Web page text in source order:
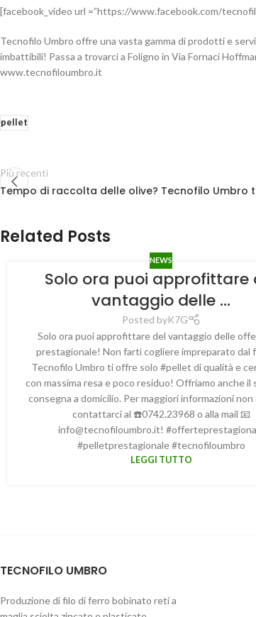
[facebook_video url =”https://www.facebook.com/
Tecnofilo Umbro offre una vasta gamma di prodotti e
imbattibili! Passa a trovarci a Foligno in Via Fornaci
www.tecnofiloumbro.it
pellet
Più recenti
Tempo di raccolta delle olive? Tecnofilo Umbro
Related Posts
NEWS
Solo ora puoi approfittare
vantaggio delle …
Posted byK7G
Solo ora puoi approfittare del vantaggio delle
prestagionale! Non farti cogliere impreparato dal
Tecnofilo Umbro ti offre solo #pellet di qualità e
con massima resa e poco residuo! Offriamo anche il
consegna a domicilio. Per maggiori informazioni non
contattarci al ☎️0742.23968 o alla mail 📧
ti.orbmuolifoncet
@ofni
!
#pelletprestagionale #tecnofiloumbro
LEGGI TUTTO
TECNOFILO UMBRO
Produzione di filo di ferro bobinato reti a